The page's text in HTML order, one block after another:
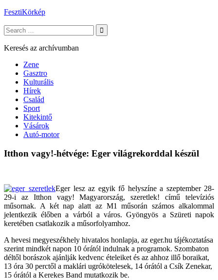
Skip
content
FesztiKörkép
Search
for:
Keresés az archívumban
Zene
Gasztro
Kulturális
Hírek
Család
Sport
Kitekintő
Vásárok
Autó-motor
Itthon vagy!-hétvége: Eger világrekorddal készül
Eger lesz az egyik fő helyszíne a szeptember 28-
29-i az Itthon vagy! Magyarország, szeretlek! című televíziós
műsornak. A két nap alatt az M1 műsorán számos alkalommal
jelentkezik élőben a várból a város. Gyöngyös a Szüreti napok
keretében csatlakozik a műsorfolyamhoz.
A hevesi megyeszékhely hivatalos honlapja, az eger.hu tájékoztatása
szerint mindkét napon 10 órától indulnak a programok. Szombaton
déltől borászok ajánlják kedvenc ételeiket és az ahhoz illő boraikat,
13 óra 30 perctől a maklári ugrókötelesek, 14 órától a Csík Zenekar,
15 órától a Kerekes Band mutatkozik be.